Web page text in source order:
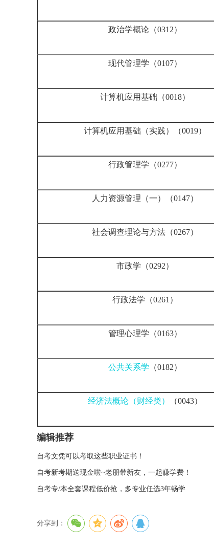
政治学概论（0312）
现代管理学（0107）
计算机应用基础（0018）
计算机应用基础（实践）（0019）
行政管理学（0277）
人力资源管理（一）（0147）
社会调查理论与方法（0267）
市政学（0292）
行政法学（0261）
管理心理学（0163）
公共关系学 （0182）
经济法概论（财经类） （0043）
编辑推荐
自考文凭可以考取这些职业证书！
自考新考期送现金啦~老朋带新友，一起赚学费！
自考专/本全套课程低价抢，多专业任选3年畅学
分享到：